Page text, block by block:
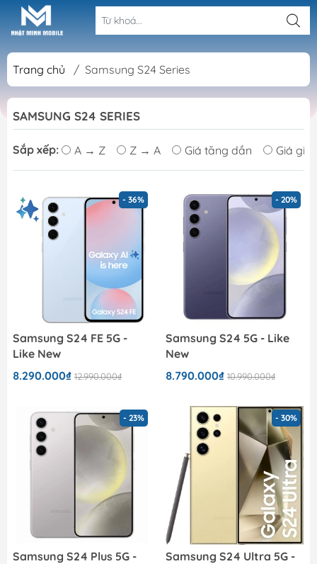
Trang chủ / Samsung S24 Series
SAMSUNG S24 SERIES
Sắp xếp: A → Z Z → A Giá tăng dần Giá
- 36%
Samsung S24 FE 5G -
Like New
8.290.000₫ 12.990.000₫
- 20%
Samsung S24 5G - Like
New
8.790.000₫ 10.990.000₫
- 23%
Samsung S24 Plus 5G -
- 30%
Samsung S24 Ultra 5G -